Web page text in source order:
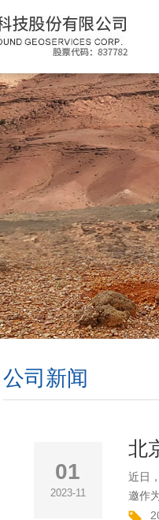
公司新闻
01
2023-11
北
近日
邀作